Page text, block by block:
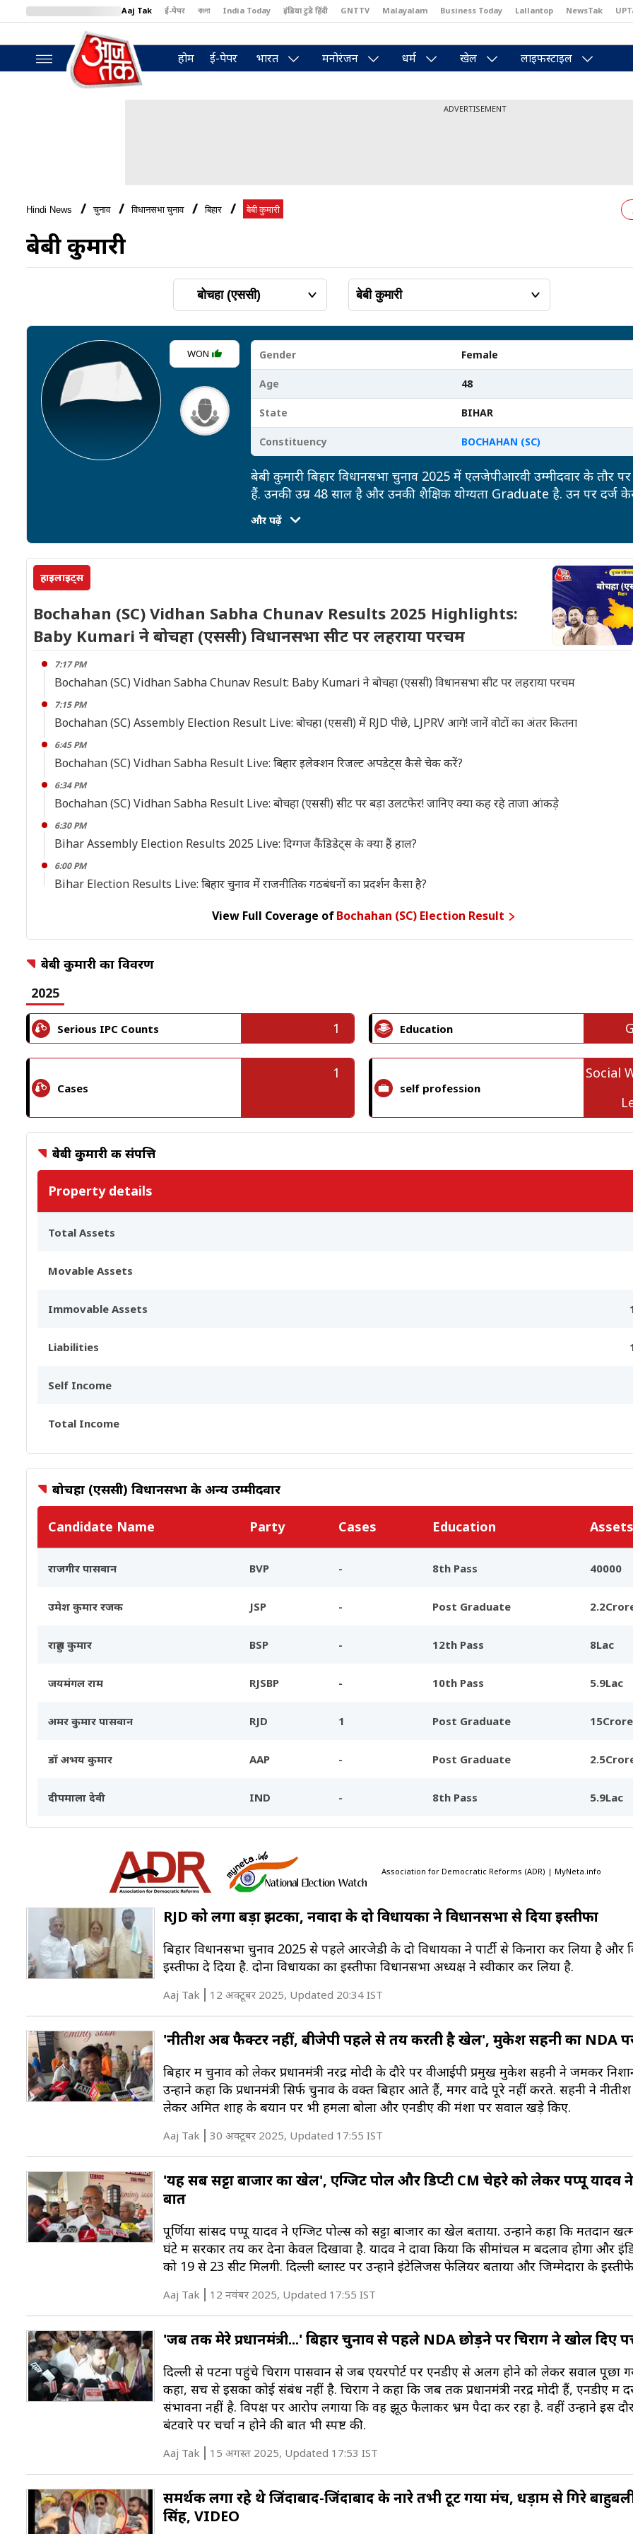
Aaj Tak ई-पेपर বাংলা India Today इंडिया टुडे हिंदी GNTTV Malayalam Business Today Lallantop NewsTak
BT Bazaar
होम ई-पेपर भारत मनोरंजन धर्म खेल लाइफस्टाइल
ADVERTISEMENT
Hindi News चुनाव विधानसभा चुनाव बिहार बेबी कुमारी
बेबी कुमारी
WON Gender Female
Age 48
State BIHAR
Constituency BOCHAHAN (SC)
बेबी कुमारी बिहार विधानसभा चुनाव 2025 में एलजेपीआरवी उम्मीदवार के तौर
हैं. उनकी उम्र 48 साल है और उनकी शैक्षिक योग्यता Graduate है. उन पर दर्ज
संख्या (1) है. उनकी कुल संपत्ति 2Crore रुपये है, जबकि उन पर 1.3Crore
देनदारी है.
और पढ़ें
हाइलाइट्स
Bochahan (SC) Vidhan Sabha Chunav Results 2025 Highlights:
Baby Kumari ने बोचहा (एससी) विधानसभा सीट पर लहराया परचम
7:17 PM
Bochahan (SC) Vidhan Sabha Chunav Result: Baby Kumari ने बोचहा (एससी) विधानसभा सीट पर लहराया परचम
7:15 PM
Bochahan (SC) Assembly Election Result Live: बोचहा (एससी) में RJD पीछे, LJPRV आगे! जानें वोटों का अंतर कितना
6:45 PM
Bochahan (SC) Vidhan Sabha Result Live: बिहार इलेक्शन रिजल्ट अपडेट्स कैसे चेक करें?
6:34 PM
Bochahan (SC) Vidhan Sabha Result Live: बोचहा (एससी) सीट पर बड़ा उलटफेर! जानिए क्या कह रहे ताजा आंकड़े
6:30 PM
Bihar Assembly Election Results 2025 Live: दिग्गज कैंडिडेट्स के क्या हैं हाल?
6:00 PM
Bihar Election Results Live: बिहार चुनाव में राजनीतिक गठबंधनों का प्रदर्शन कैसा है?
View Full Coverage of Bochahan (SC) Election Result
बेबी कुमारी का विवरण
2025
Serious IPC Counts 1 Education
Cases
1
self profession
Social
बेबी कुमारी की संपत्ति
Property details
Total Assets
Movable Assets
Immovable Assets
Liabilities
Self Income
Total Income
बोचहा (एससी) विधानसभा के अन्य उम्मीदवार
Candidate Name Party Cases Education Assets
राजगीर पासवान BVP - 8th Pass 40000
उमेश कुमार रजक JSP - Post Graduate
राहुल कुमार BSP - 12th Pass 8Lac
जयमंगल राम RJSBP - 10th Pass 5.9Lac
अमर कुमार पासवान RJD 1 Post Graduate 15Crore
डॉ अभय कुमार AAP - Post Graduate
दीपमाला देवी IND - 8th Pass 5.9Lac
Association for Democratic Reforms (ADR) | MyNeta.info
RJD को लगा बड़ा झटका, नवादा के दो विधायकों ने विधानसभा से दिया इस्तीफा
बिहार विधानसभा चुनाव 2025 से पहले आरजेडी के दो विधायकों ने पार्टी से किनारा कर लिया है और
इस्तीफा दे दिया है. दोनों विधायकों का इस्तीफा विधानसभा अध्यक्ष ने स्वीकार कर लिया है.
Aaj Tak 12 अक्टूबर 2025, Updated 20:34 IST
'नीतीश अब फैक्टर नहीं, बीजेपी पहले से तय करती है खेल', मुकेश सहनी का NDA
बिहार में चुनाव को लेकर प्रधानमंत्री नरेंद्र मोदी के दौरे पर वीआईपी प्रमुख मुकेश सहनी ने जमकर
उन्होंने कहा कि प्रधानमंत्री सिर्फ चुनाव के वक्त बिहार आते हैं, मगर वादे पूरे नहीं करते. सहनी ने
लेकर अमित शाह के बयान पर भी हमला बोला और एनडीए की मंशा पर सवाल खड़े किए.
Aaj Tak 30 अक्टूबर 2025, Updated 17:55 IST
'यह सब सट्टा बाजार का खेल', एग्जिट पोल और डिप्टी CM चेहरे को लेकर पप्पू यादव
बात
पूर्णिया सांसद पप्पू यादव ने एग्जिट पोल्स को सट्टा बाजार का खेल बताया. उन्होंने कहा कि मतदान
घंटे में सरकार तय कर देना केवल दिखावा है. यादव ने दावा किया कि सीमांचल में बदलाव होगा और
को 19 से 23 सीटें मिलेंगी. दिल्ली ब्लास्ट पर उन्होंने इंटेलिजेंस फेलियर बताया और जिम्मेदारों के
Aaj Tak 12 नवंबर 2025, Updated 17:55 IST
'जब तक मेरे प्रधानमंत्री...' बिहार चुनाव से पहले NDA छोड़ने पर चिराग ने खोल दिए
दिल्ली से पटना पहुंचे चिराग पासवान से जब एयरपोर्ट पर एनडीए से अलग होने को लेकर सवाल पूछा
कहा, सच से इसका कोई संबंध नहीं है. चिराग ने कहा कि जब तक प्रधानमंत्री नरेंद्र मोदी हैं, एनडीए में
संभावना नहीं है. विपक्ष पर आरोप लगाया कि वह झूठ फैलाकर भ्रम पैदा कर रहा है. वहीं उन्होंने इस
बंटवारे पर चर्चा न होने की बात भी स्पष्ट की.
Aaj Tak 15 अगस्त 2025, Updated 17:53 IST
समर्थक लगा रहे थे जिंदाबाद-जिंदाबाद के नारे तभी टूट गया मंच, धड़ाम से गिरे
सिंह, VIDEO